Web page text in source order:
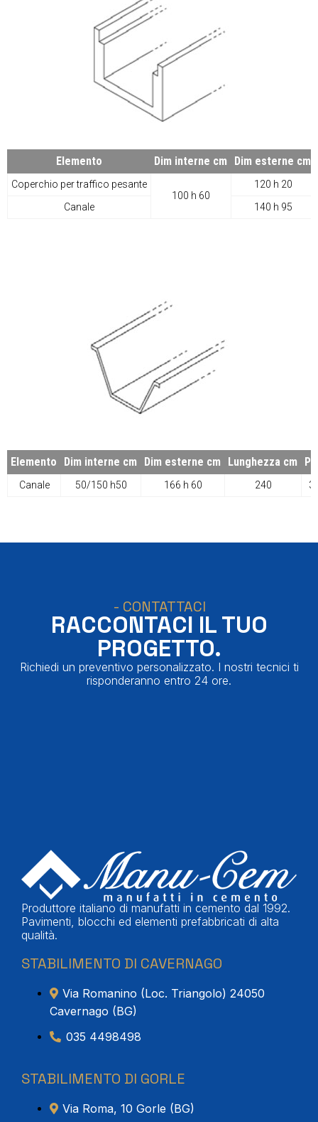
Elemento Dim interne cm Dim esterne cm
Coperchio per traffico pesante
100 h 60
120 h 20
Canale
140 h 95
Elemento Dim interne cm Dim esterne cm Lunghezza cm
Canale 50/150 h50 166 h 60 240
- CONTATTACI
RACCONTACI IL TUO
PROGETTO.
Richiedi un preventivo personalizzato. I nostri tecnici ti
risponderanno entro 24 ore.
Produttore italiano di manufatti in cemento dal 1992.
Pavimenti, blocchi ed elementi prefabbricati di alta
qualità.
STABILIMENTO DI CAVERNAGO
Via Romanino (Loc. Triangolo) 24050
Cavernago (BG)
035 4498498
STABILIMENTO DI GORLE
Via Roma, 10 Gorle (BG)